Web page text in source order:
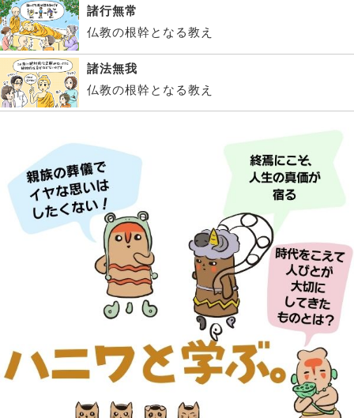
諸行無常
仏教の根幹となる教え
諸法無我
仏教の根幹となる教え